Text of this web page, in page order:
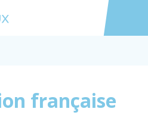
Accéder
française